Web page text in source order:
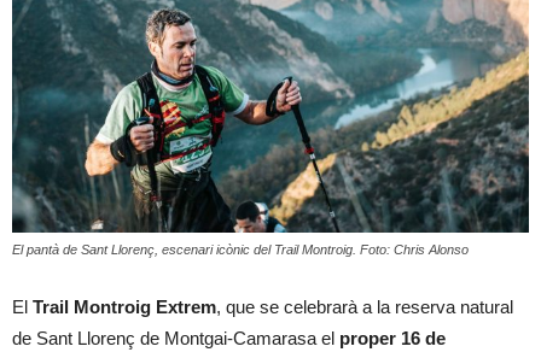
El pantà de Sant Llorenç, escenari icònic del Trail Montroig. Foto: Chris Alonso
El Trail Montroig Extrem, que se celebrarà a la reserva natural
de Sant Llorenç de Montgai-Camarasa el proper 16 de